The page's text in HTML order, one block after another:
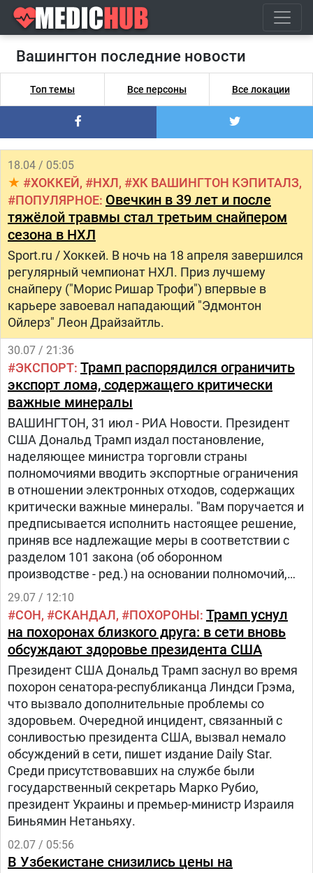
Вашингтон последние новости
Топ темы Все персоны Все локации
18.04 / 05:05
ХОККЕЙ НХЛ
ХК ВАШИНГТОН КЭПИТАЛЗ
ПОПУЛЯРНОЕ Овечкин в 39 лет и после
тяжёлой травмы стал третьим снайпером
сезона в НХЛ
Sport.ru / Хоккей. В ночь на 18 апреля завершился
регулярный чемпионат НХЛ. Приз лучшему
снайперу ("Морис Ришар Трофи") впервые в
карьере завоевал нападающий "Эдмонтон
Ойлерз" Леон Драйзайтль.
30.07 / 21:36
ЭКСПОРТ Трамп распорядился ограничить
экспорт лома, содержащего критически
важные минералы
ВАШИНГТОН, 31 июл - РИА Новости. Президент
США Дональд Трамп издал постановление,
наделяющее министра торговли страны
полномочиями вводить экспортные ограничения
в отношении электронных отходов, содержащих
критически важные минералы. "Вам поручается и
предписывается исполнить настоящее решение,
приняв все надлежащие меры в соответствии с
разделом 101 закона (об оборонном
производстве - ред​​​.) на основании полномочий,
делегированных министру торговли
президентским указом номер 13603, в том числе
путем издания нормативных актов, правил,
директив и процедур", - говорится в тексте
документа.
29.07 / 12:10
СОН СКАНДАЛ ПОХОРОНЫ Трамп уснул
на похоронах близкого друга: в сети вновь
обсуждают здоровье президента США
Президент США Дональд Трамп заснул во время
похорон сенатора-республиканца Линдси Грэма,
что вызвало дополнительные проблемы со
здоровьем. Очередной инцидент, связанный с
сонливостью президента США, вызвал немало
обсуждений в сети, пишет издание Daily Star.
Среди присутствовавших на службе были
государственный секретарь Марко Рубио,
президент Украины и премьер-министр Израиля
Биньямин Нетаньяху.
02.07 / 05:56
В Узбекистане снизились цены на